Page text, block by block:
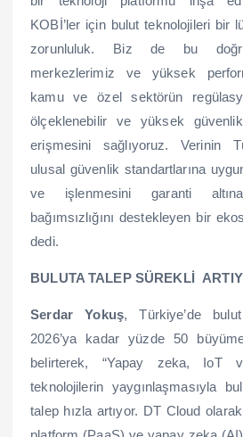
KOBİ’ler için bulut teknolojileri bir
zorunluluk. Biz de bu
merkezlerimiz ve yüksek
kamu ve özel sektörün
ölçeklenebilir ve yüksek
erişmesini sağlıyoruz. Verinin
ulusal güvenlik standartlarına
ve işlenmesini garanti
bağımsızlığını destekleyen bir
dedi.
BULUTA TALEP SÜREKLİ
Serdar Yokuş, Türkiye’de
2026’ya kadar yüzde 50
belirterek, “Yapay zeka, IoT
teknolojilerin yaygınlaşmasıyla
talep hızla artıyor. DT Cloud